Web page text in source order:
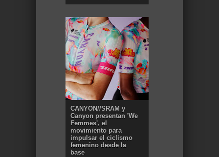
CANYON//SRAM y
Canyon presentan 'We
Femmes', el
movimiento para
impulsar el ciclismo
femenino desde la
base